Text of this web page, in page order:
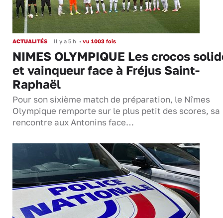
ACTUALITÉS Il y a 5 h • vu 1003 fois
NIMES OLYMPIQUE Les crocos
et vainqueur face à Fréjus Saint-
Raphaël
Pour son sixième match de préparation, le Nîmes
Olympique remporte sur le plus petit des scores, sa
rencontre aux Antonins face…